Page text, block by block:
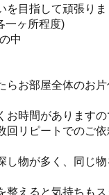
を目指して頑張り
一ヶ所程度)
中
お部屋全体のお
お時間があります
リピートでのご依
し物が多く、同じ
整えると気持ちも